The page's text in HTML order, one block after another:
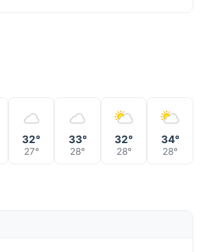
32°
27°
33°
28°
32°
28°
34°
28°